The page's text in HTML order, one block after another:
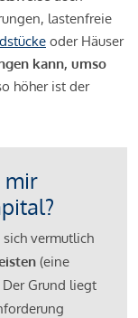
lastenfreie
oder Häuser
kann, umso
höher ist der
mir
vermutlich
(eine
Der Grund liegt